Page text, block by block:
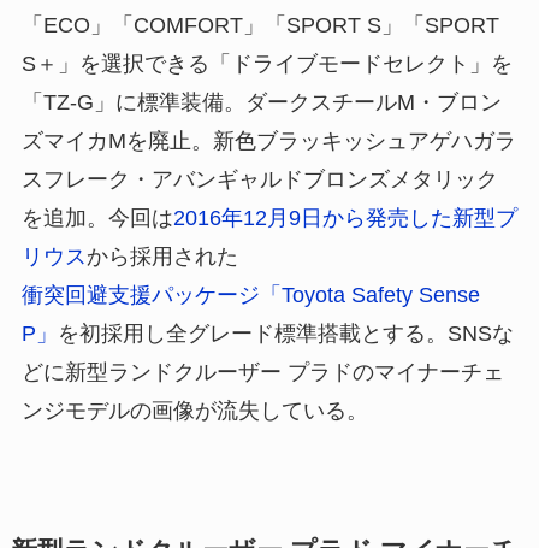
「ECO」「COMFORT」「SPORT S」「SPORT
S＋」を選択できる「ドライブモードセレクト」を
「TZ-G」に標準装備。ダークスチールM・ブロン
ズマイカMを廃止。新色ブラッキッシュアゲハガラ
スフレーク・アバンギャルドブロンズメタリック
を追加。今回は2016年12月9日から発売した新型プ
リウス から採用された
衝突回避支援パッケージ「Toyota Safety Sense
P」 を初採用し全グレード標準搭載とする。SNSな
どに新型ランドクルーザー プラドのマイナーチェ
ンジモデルの画像が流失している。